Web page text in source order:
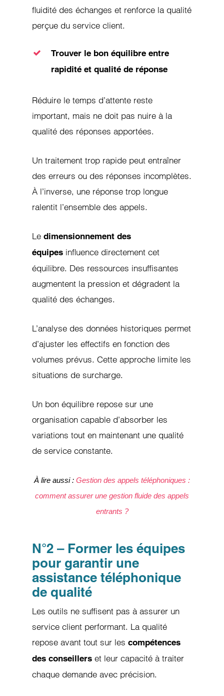
fluidité des échanges et renforce la qualité
perçue du service client.
Trouver le bon équilibre entre
rapidité et qualité de réponse
Réduire le temps d’attente reste
important, mais ne doit pas nuire à la
qualité des réponses apportées.
Un traitement trop rapide peut entraîner
des erreurs ou des réponses incomplètes.
À l’inverse, une réponse trop longue
ralentit l’ensemble des appels.
Ledimensionnement des
équipes influence directement cet
équilibre. Des ressources insuffisantes
augmentent la pression et dégradent la
qualité des échanges.
L’analyse des données historiques permet
d’ajuster les effectifs en fonction des
volumes prévus. Cette approche limite les
situations de surcharge.
Un bon équilibre repose sur une
organisation capable d’absorber les
variations tout en maintenant une qualité
de service constante.
À lire aussi : Gestion des appels téléphoniques :
comment assurer une gestion fluide des appels
entrants ?
N°2 – Former les équipes
pour garantir une
assistance téléphonique
de qualité
Les outils ne suffisent pas à assurer un
service client performant. La qualité
repose avant tout sur lescompétences
des conseillers et leur capacité à traiter
chaque demande avec précision.